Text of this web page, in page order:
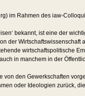
im Rahmen des iaw-
bekannt, ist eine der
wirtschaftspolitische
in manchem in der
den Gewerkschaften
oder Ideologien zurück,